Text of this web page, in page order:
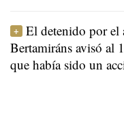
El detenido por el
Bertamiráns avisó al
que había sido un